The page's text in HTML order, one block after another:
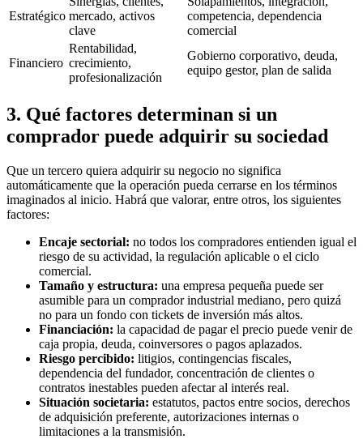
Estratégico mercado, activos
clave
competencia, dependencia
comercial
Financiero
Rentabilidad,
crecimiento,
profesionalización
Gobierno corporativo, deuda,
equipo gestor, plan de salida
3. Qué factores determinan si un
comprador puede adquirir su sociedad
Que un tercero quiera adquirir su negocio no significa
automáticamente que la operación pueda cerrarse en los términos
imaginados al inicio. Habrá que valorar, entre otros, los siguientes
factores:
Encaje sectorial: no todos los compradores entienden igual el
riesgo de su actividad, la regulación aplicable o el ciclo
comercial.
Tamaño y estructura: una empresa pequeña puede ser
asumible para un comprador industrial mediano, pero quizá
no para un fondo con tickets de inversión más altos.
Financiación: la capacidad de pagar el precio puede venir de
caja propia, deuda, coinversores o pagos aplazados.
Riesgo percibido: litigios, contingencias fiscales,
dependencia del fundador, concentración de clientes o
contratos inestables pueden afectar al interés real.
Situación societaria: estatutos, pactos entre socios, derechos
de adquisición preferente, autorizaciones internas o
limitaciones a la transmisión.